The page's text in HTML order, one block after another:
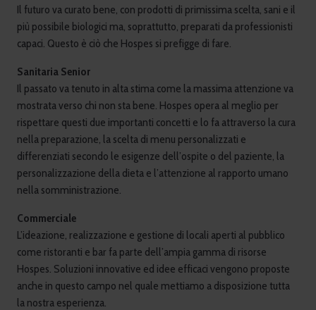
Il futuro va curato bene, con prodotti di primissima scelta, sani e il
più possibile biologici ma, soprattutto, preparati da professionisti
capaci. Questo è ciò che Hospes si prefigge di fare.
Sanitaria Senior
Il passato va tenuto in alta stima come la massima attenzione va
mostrata verso chi non sta bene. Hospes opera al meglio per
rispettare questi due importanti concetti e lo fa attraverso la cura
nella preparazione, la scelta di menu personalizzati e
differenziati secondo le esigenze dell’ospite o del paziente, la
personalizzazione della dieta e l’attenzione al rapporto umano
nella somministrazione.
Commerciale
L’ideazione, realizzazione e gestione di locali aperti al pubblico
come ristoranti e bar fa parte dell’ampia gamma di risorse
Hospes. Soluzioni innovative ed idee efficaci vengono proposte
anche in questo campo nel quale mettiamo a disposizione tutta
la nostra esperienza.